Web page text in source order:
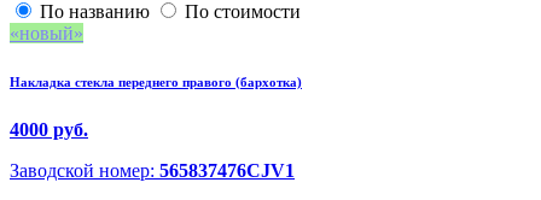
По названию
По стоимости
новый
Накладка стекла переднего правого (бархотка)
4000 руб.
Заводской номер: 565837476CJV1